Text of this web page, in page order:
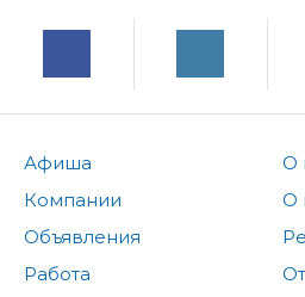
Афиша
Компании
Объявления
Работа
О
О